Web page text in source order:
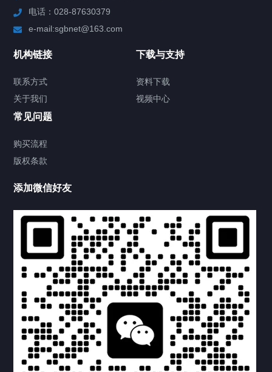
电话：028-87630379
e-mail:sgbnet@163.com
机构链接
联系方式
关于我们
下载与支持
资料下载
视频中心
常见问题
购买流程
版权条款
添加微信好友